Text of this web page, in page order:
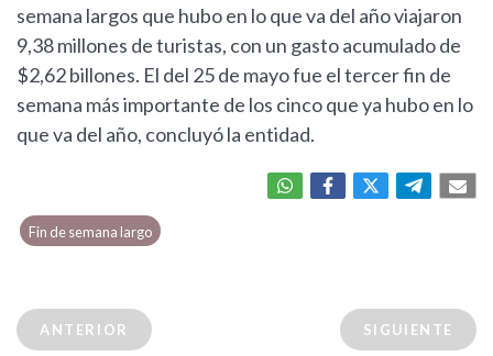
semana largos que hubo en lo que va del año viajaron
9,38 millones de turistas, con un gasto acumulado de
$2,62 billones. El del 25 de mayo fue el tercer fin de
semana más importante de los cinco que ya hubo en lo
que va del año, concluyó la entidad.
Fin de semana largo
ANTERIOR SIGUIENTE